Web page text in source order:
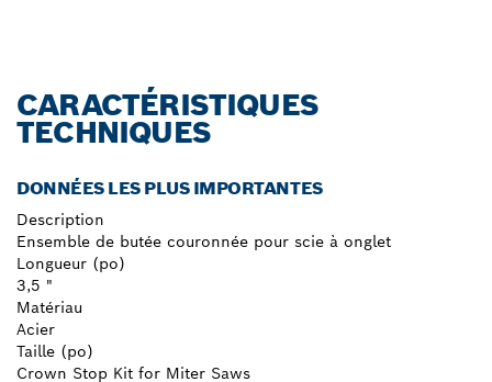
CARACTÉRISTIQUES
TECHNIQUES
DONNÉES LES PLUS IMPORTANTES
Description
Ensemble de butée couronnée pour scie à onglet
Longueur (po)
3,5 "
Matériau
Acier
Taille (po)
Crown Stop Kit for Miter Saws